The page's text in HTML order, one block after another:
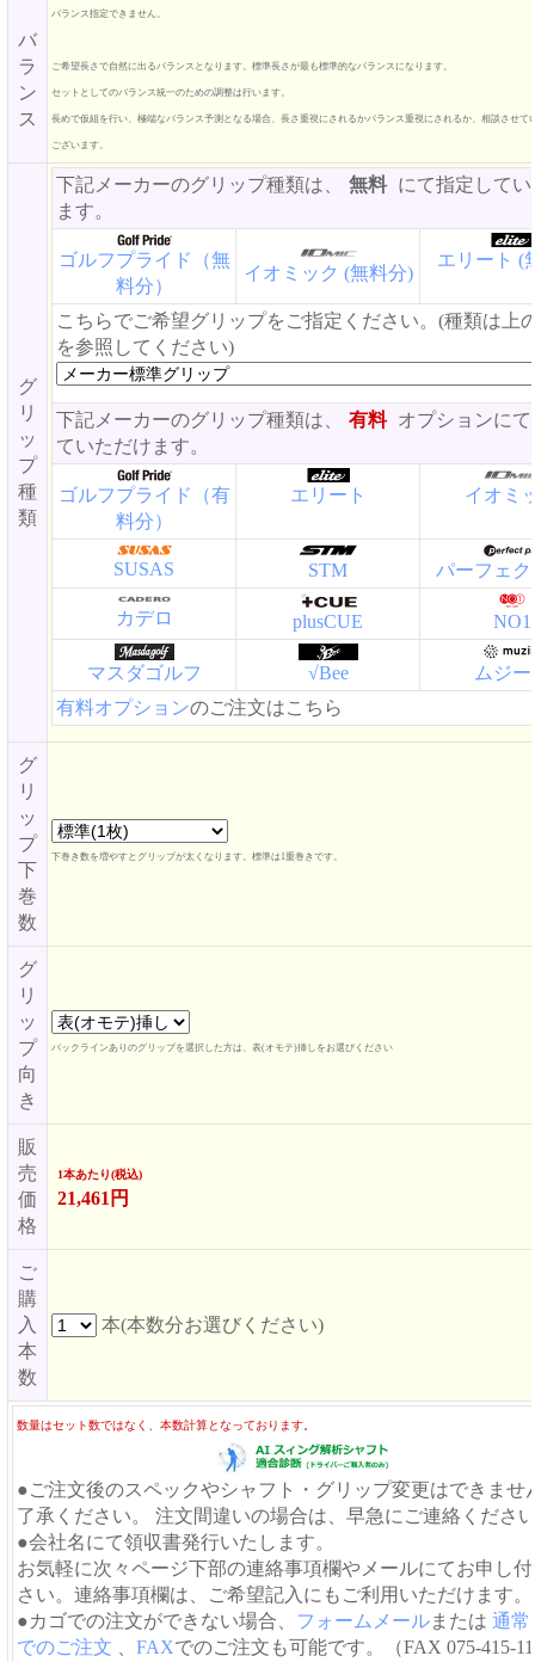
バ
ラ
ン
ス
バランス指定できません。
ご希望長さで自然に出るバランスとなります。標準長さが最も標準的なバランスになります。
セットとしてのバランス統一のための調整は行います。
長めで仮組を行い、極端なバランス予測となる場合、長さ重視にされるかバランス重視にされるか、相談させて
ございます。
グ
リ
ッ
プ
種
類
下記メーカーのグリップ種類は、 無料 にて指定して
ます。
ゴルフプライド（無
料分）
イオミック (無料分)
エリート (
こちらでご希望グリップをご指定ください。(種類は上
を参照してください)
下記メーカーのグリップ種類は、 有料 オプションに
ていただけます。
ゴルフプライド（有
料分）
エリート イオミ
SUSAS STM パーフェ
カデロ plusCUE NO1
マスダゴルフ √Bee
ムジ
有料オプションのご注文はこちら
グ
リ
ッ
プ
下
巻
数
下巻き数を増やすとグリップが太くなります。標準は1重巻きです。
グ
リ
ッ
プ
向
き
バックラインありのグリップを選択した方は、表(オモテ)挿しをお選びください
販
売
価
格
1本あたり(税込)
21,461円
ご
購
入
本
数
本(本数分お選びください)
数量はセット数ではなく、本数計算となっております。
●ご注文後のスペックやシャフト・グリップ変更はできませ
了承ください。 注文間違いの場合は、早急にご連絡くださ
●会社名にて領収書発行いたします。
お気軽に次々ページ下部の連絡事項欄やメールにてお申し
さい。連絡事項欄は、ご希望記入にもご利用いただけます。
●カゴでの注文ができない場合、 フォームメールまたは 通常
でのご注文
FAXでのご注文も可能です。（FAX 075-415-